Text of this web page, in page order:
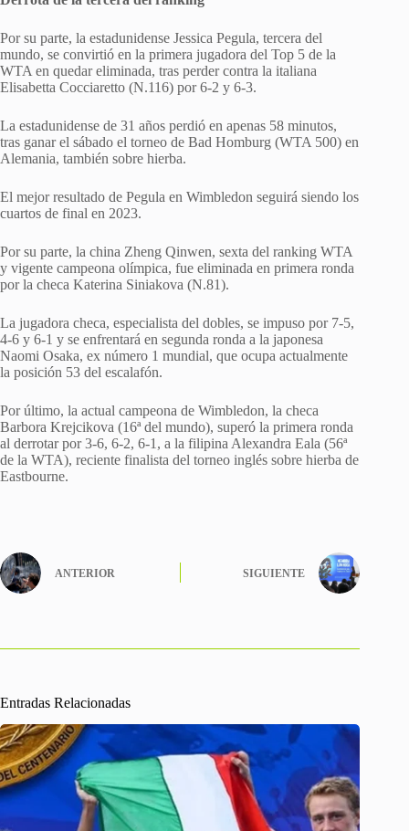
Por su parte, la estadunidense Jessica Pegula, tercera del
mundo, se convirtió en la primera jugadora del Top 5 de la
WTA en quedar eliminada, tras perder contra la italiana
Elisabetta Cocciaretto (N.116) por 6-2 y 6-3.
La estadunidense de 31 años perdió en apenas 58 minutos,
tras ganar el sábado el torneo de Bad Homburg (WTA 500) en
Alemania, también sobre hierba.
El mejor resultado de Pegula en Wimbledon seguirá siendo los
cuartos de final en 2023.
Por su parte, la china Zheng Qinwen, sexta del ranking WTA
y vigente campeona olímpica, fue eliminada en primera ronda
por la checa Katerina Siniakova (N.81).
La jugadora checa, especialista del dobles, se impuso por 7-5,
4-6 y 6-1 y se enfrentará en segunda ronda a la japonesa
Naomi Osaka, ex número 1 mundial, que ocupa actualmente
la posición 53 del escalafón.
Por último, la actual campeona de Wimbledon, la checa
Barbora Krejcikova (16ª del mundo), superó la primera ronda
al derrotar por 3-6, 6-2, 6-1, a la filipina Alexandra Eala (56ª
de la WTA), reciente finalista del torneo inglés sobre hierba de
Eastbourne.
ANTERIOR SIGUIENTE
Entradas Relacionadas